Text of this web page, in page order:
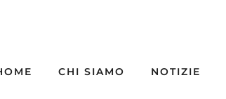
CHI SIAMO NOTIZIE